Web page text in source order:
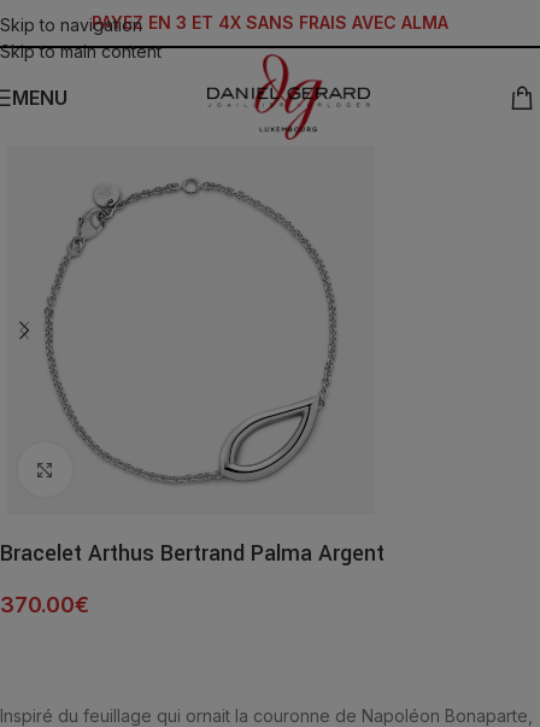
Skip to navigation
Skip to main content
PAYEZ EN 3 ET 4X SANS FRAIS AVEC ALMA
MENU
Click to enlarge
Bracelet Arthus Bertrand Palma Argent
370.00€
Inspiré du feuillage qui ornait la couronne de Napoléon Bonaparte,